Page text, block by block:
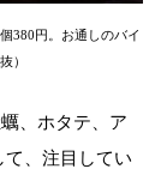
380円。お通しのバイ
）
、ホタテ、ア
、注目してい